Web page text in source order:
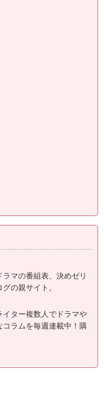
マの番組表、決めゼリ
の親サイト。
イター複数人でドラマや
ラムを毎週連載中！購